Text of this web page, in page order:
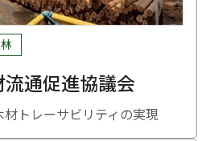
通促進協議会
トレーサビリティの実現